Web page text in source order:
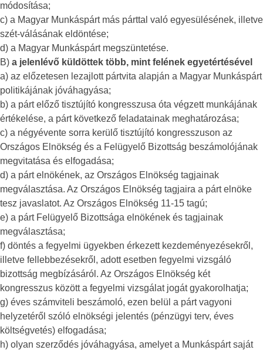
módosítása;
c) a Magyar Munkáspárt más párttal való egyesülésének, illetve
szét-válásának eldöntése;
d) a Magyar Munkáspárt megszüntetése.
B) a jelenlévő küldöttek több, mint felének egyetértésével
a) az előzetesen lezajlott pártvita alapján a Magyar Munkáspárt
politikájának jóváhagyása;
b) a párt előző tisztújító kongresszusa óta végzett munkájának
értékelése, a párt következő feladatainak meghatározása;
c) a négyévente sorra kerülő tisztújító kongresszuson az
Országos Elnökség és a Felügyelő Bizottság beszámolójának
megvitatása és elfogadása;
d) a párt elnökének, az Országos Elnökség tagjainak
megválasztása. Az Országos Elnökség tagjaira a párt elnöke
tesz javaslatot. Az Országos Elnökség 11-15 tagú;
e) a párt Felügyelő Bizottsága elnökének és tagjainak
megválasztása;
f) döntés a fegyelmi ügyekben érkezett kezdeményezésekről,
illetve fellebbezésekről, adott esetben fegyelmi vizsgáló
bizottság megbízásáról. Az Országos Elnökség két
kongresszus között a fegyelmi vizsgálat jogát gyakorolhatja;
g) éves számviteli beszámoló, ezen belül a párt vagyoni
helyzetéről szóló elnökségi jelentés (pénzügyi terv, éves
költségvetés) elfogadása;
h) olyan szerződés jóváhagyása, amelyet a Munkáspárt saját